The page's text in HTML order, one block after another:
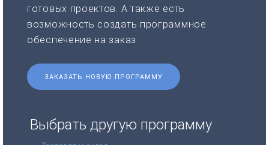
готовых проектов. А также есть
возможность создать программное
обеспечение на заказ.
ЗАКАЗАТЬ НОВУЮ ПРОГРАММУ
Выбрать другую программу